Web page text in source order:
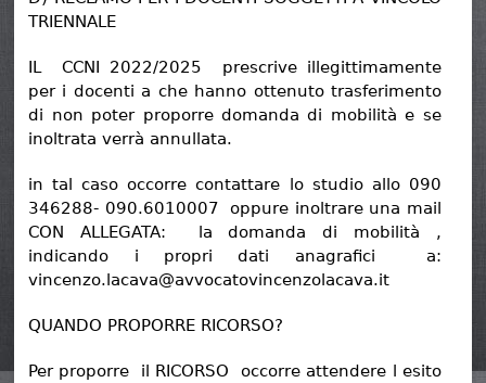
TRIENNALE
IL CCNI 2022/2025 prescrive illegittimamente
per i docenti a che hanno ottenuto trasferimento
di non poter proporre domanda di mobilità e se
inoltrata verrà annullata.
in tal caso occorre contattare lo studio allo 090
346288- 090.6010007 oppure inoltrare una mail
CON ALLEGATA: la domanda di mobilità ,
indicando i propri dati anagrafici a:
vincenzo.lacava@avvocatovincenzolacava.it
QUANDO PROPORRE RICORSO?
Per proporre il RICORSO occorre attendere l esito